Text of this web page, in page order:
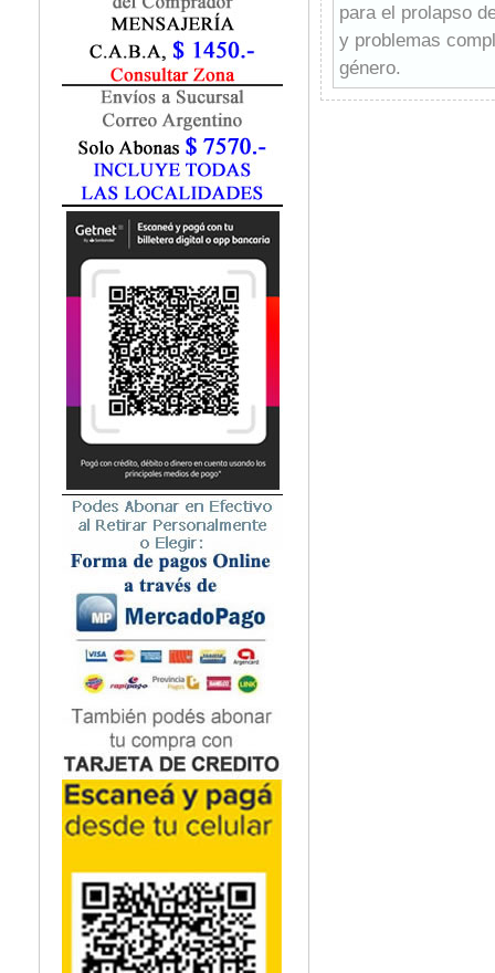
Fisiología / Fisiopatología
Fonoaudiología
Gastroenterología
Geriatría
Ginecología / Obstetricia
Hematología
Histología
Homeopatía
Infectología
Inmunología
Instrumentación Quirurgica
Medicina del Deporte / Rehabilitación
Medicina Emergencias / Urgencias
Medicina Forense / Legal
Medicina General
Medicina Interna
Microbiología
Nefrología
Neonatología / Pediatría
Neumología
Neuroanatomía / Neurociencia
Neurocirugía
Neurología
Nutrición
Odontología
Oftalmología
Oncología / Cuidados Paliativos
Ortopedía / Traumatología
Osteopatía
Otorrinolaringología
Podología
Psicología
Psiquiatría
Química
para el prolapso
y problemas
género.
Tratado de